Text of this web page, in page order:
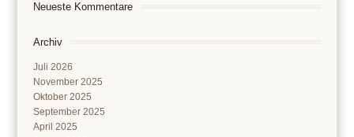
Neueste Kommentare
Archiv
Juli 2026
November 2025
Oktober 2025
September 2025
April 2025